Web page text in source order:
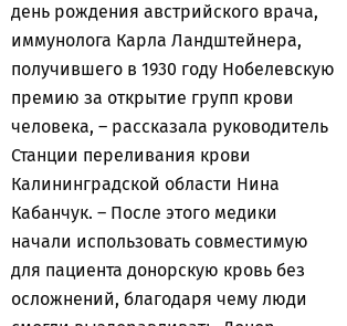
день рождения австрийского врача,
иммунолога Карла Ландштейнера,
получившего в 1930 году Нобелевскую
премию за открытие групп крови
человека, – рассказала руководитель
Станции переливания крови
Калининградской области Нина
Кабанчук. – После этого медики
начали использовать совместимую
для пациента донорскую кровь без
осложнений, благодаря чему люди